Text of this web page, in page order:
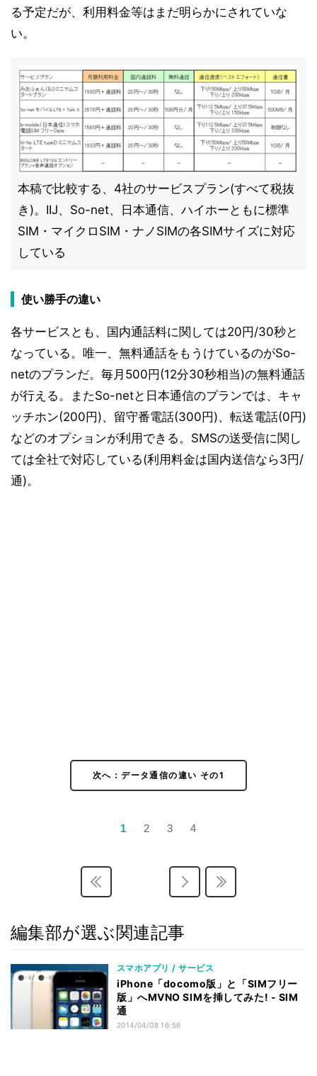
る予定だが、利用料金等はまだ明らかにされていな
い。
本稿で比較する、4社のサービスプラン(すべて税抜
き)。IIJ、So-net、日本通信、ハイホーともに標準
SIM・マイクロSIM・ナノSIMの各SIMサイズに対応
している
使い勝手の違い
各サービスとも、国内通話料に関しては20円/30秒と
なっている。唯一、無料通話をもうけているのがSo-
netのプランだ。毎月500円(12分30秒相当)の無料通話
が行える。またSo-netと日本通信のプランでは、キャ
ッチホン(200円)、留守番電話(300円)、転送電話(0円)
などのオプションが利用できる。SMSの送受信に関し
ては全社で対応している(利用料金は国内送信なら3円/
通)。
次へ：データ通信の違い その1
1 2 3 4
編集部が選ぶ関連記事
スマホアプリ / サービス
iPhone「docomo版」と「SIMフリー
版」へMVNO SIMを挿してみた! - SIM
通
2014/04/08 16:56